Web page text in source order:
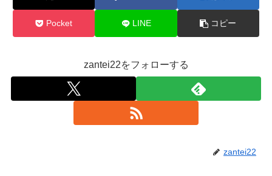
Pocket LINE コピー
zantei22をフォローする
zantei22